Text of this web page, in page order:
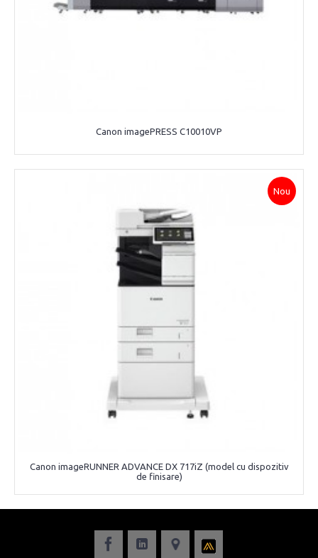
Canon imagePRESS C10010VP
Nou
Canon imageRUNNER ADVANCE DX 717iZ (model cu dispozitiv
de finisare)